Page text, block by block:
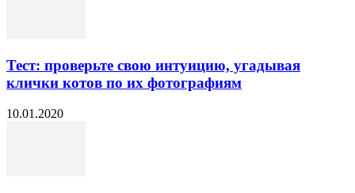
Тест: проверьте свою интуицию, угадывая
клички котов по их фотографиям
10.01.2020